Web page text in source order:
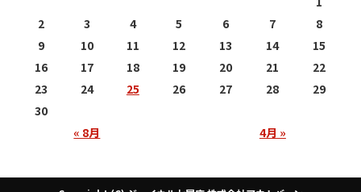
« 8月 4月 »
2
3 4 5 6 7
8
9
10 11 12 13 14
15
16
17 18 19 20 21
22
23
24 25 26 27 28
29
30